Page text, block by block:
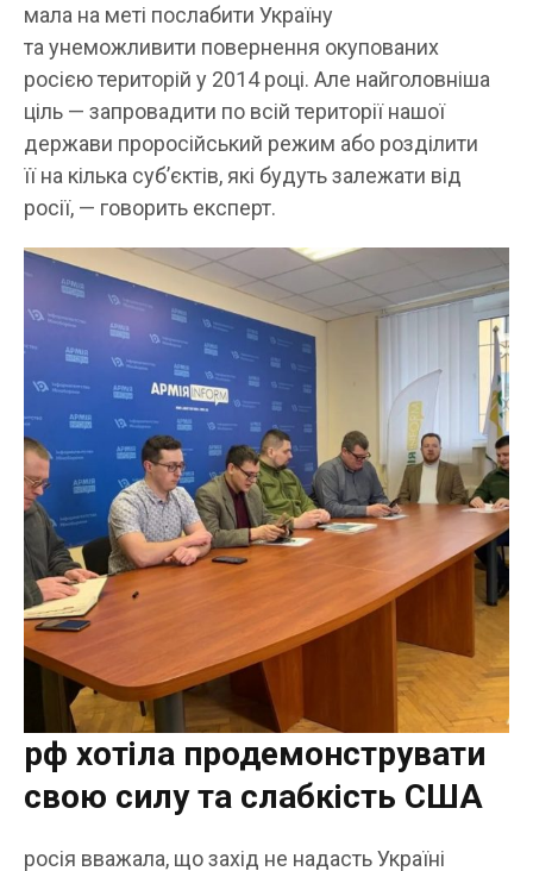
мала на меті послабити Україну
та унеможливити повернення окупованих
росією територій у 2014 році. Але найголовніша
ціль — запровадити по всій території нашої
держави проросійський режим або розділити
її на кілька суб’єктів, які будуть залежати від
росії, — говорить експерт.
рф хотіла продемонструвати
свою силу та слабкість США
росія вважала, що захід не надасть Україні